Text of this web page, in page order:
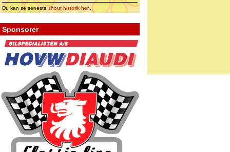
Du kan se senesteshout historik her...
Sponsorer